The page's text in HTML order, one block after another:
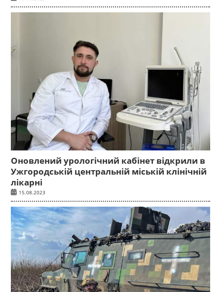
Оновлений урологічний кабінет відкрили в
Ужгородській центральній міській клінічній
лікарні
15.08.2023